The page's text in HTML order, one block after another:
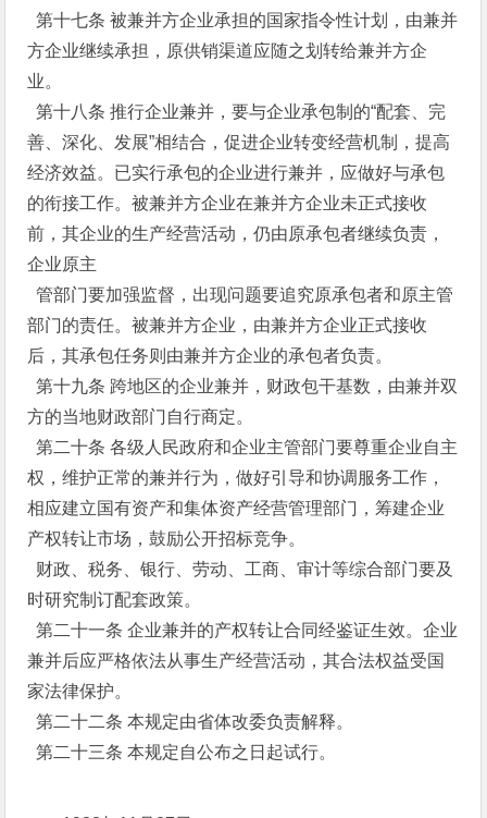
第十七条 被兼并方企业承担的国家指令性计划，由兼并
方企业继续承担，原供销渠道应随之划转给兼并方企
业。
第十八条 推行企业兼并，要与企业承包制的“配套、完
善、深化、发展”相结合，促进企业转变经营机制，提高
经济效益。已实行承包的企业进行兼并，应做好与承包
的衔接工作。被兼并方企业在兼并方企业未正式接收
前，其企业的生产经营活动，仍由原承包者继续负责，
企业原主
管部门要加强监督，出现问题要追究原承包者和原主管
部门的责任。被兼并方企业，由兼并方企业正式接收
后，其承包任务则由兼并方企业的承包者负责。
第十九条 跨地区的企业兼并，财政包干基数，由兼并双
方的当地财政部门自行商定。
第二十条 各级人民政府和企业主管部门要尊重企业自主
权，维护正常的兼并行为，做好引导和协调服务工作，
相应建立国有资产和集体资产经营管理部门，筹建企业
产权转让市场，鼓励公开招标竞争。
财政、税务、银行、劳动、工商、审计等综合部门要及
时研究制订配套政策。
第二十一条 企业兼并的产权转让合同经鉴证生效。企业
兼并后应严格依法从事生产经营活动，其合法权益受国
家法律保护。
第二十二条 本规定由省体改委负责解释。
第二十三条 本规定自公布之日起试行。